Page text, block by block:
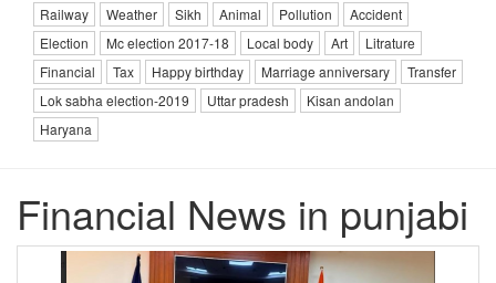
Railway
Weather Sikh Animal Pollution
Accident
Election
Mc election 2017-18 Local body Art
Litrature
Financial
Tax Happy birthday Marriage anniversary
Transfer
Lok sabha election-2019
Uttar pradesh
Kisan andolan
Haryana
Financial News in punjabi